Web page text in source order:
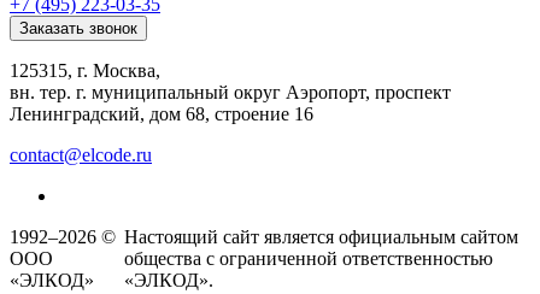
Заказать звонок
125315, г. Москва,
вн. тер. г. муниципальный округ Аэропорт, проспект
Ленинградский, дом 68, строение 16
contact@elcode.ru
1992–2026 ©
ООО
«ЭЛКОД»
Настоящий сайт является официальным сайтом
общества с ограниченной ответственностью
«ЭЛКОД».